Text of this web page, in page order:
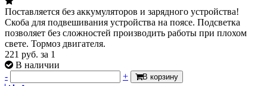
Поставляется без аккумуляторов и зарядного устройства!
Скоба для подвешивания устройства на поясе. Подсветка
позволяет без сложностей производить работы при плохом
свете. Тормоз двигателя.
221 руб. за 1
В наличии
-
+ В корзину